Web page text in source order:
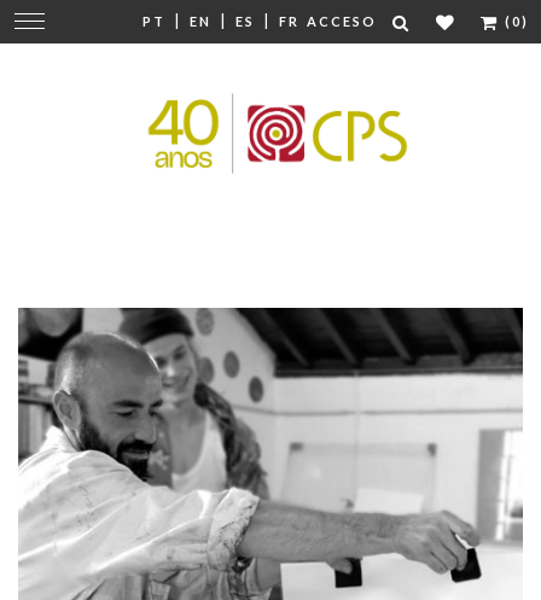
PT | EN | ES | FR ACCESO (0)
Cambiar
navegación